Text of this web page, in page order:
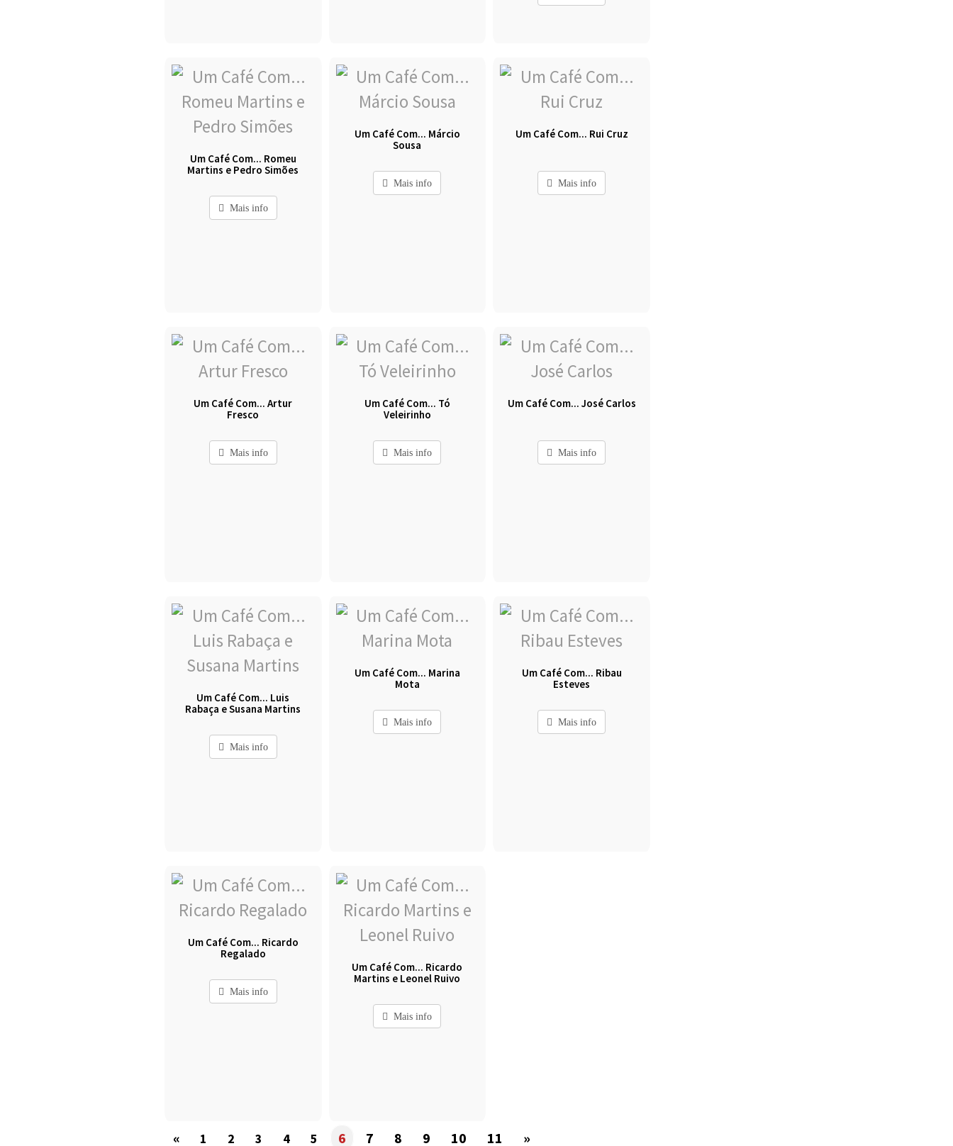
Um Café Com... Romeu
Martins e Pedro Simões
Mais info
Um Café Com... Márcio
Sousa
Mais info
Um Café Com... Rui Cruz
Mais info
Um Café Com... Artur
Fresco
Mais info
Um Café Com... Tó
Veleirinho
Mais info
Um Café Com... José Carlos
Mais info
Um Café Com... Luis
Rabaça e Susana Martins
Mais info
Um Café Com... Marina
Mota
Mais info
Um Café Com... Ribau
Esteves
Mais info
Um Café Com... Ricardo
Regalado
Mais info
Um Café Com... Ricardo
Martins e Leonel Ruivo
Mais info
« 1 2 3 4 5 6 7 8 9 10 11 »